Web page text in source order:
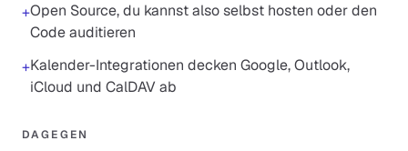
+Open Source, du kannst also selbst hosten oder den
Code auditieren
+Kalender-Integrationen decken Google, Outlook,
iCloud und CalDAV ab
DAGEGEN